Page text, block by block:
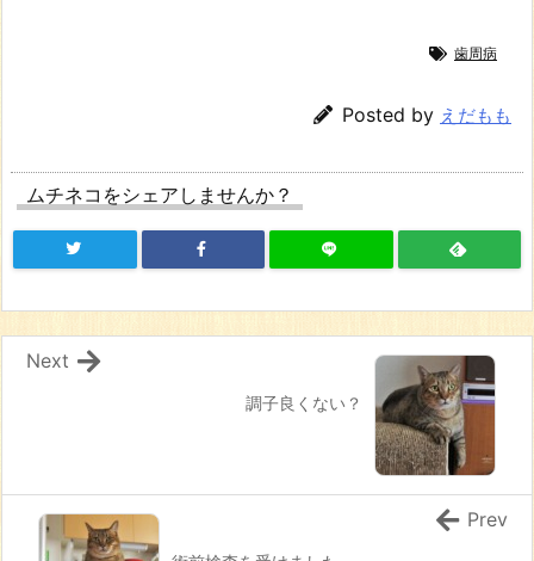
歯周病
Posted by えだもも
ムチネコをシェアしませんか？
調子良くない？
Next
Prev